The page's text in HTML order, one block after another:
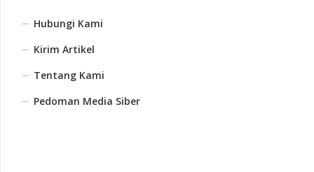
Hubungi Kami
Kirim Artikel
Tentang Kami
Pedoman Media Siber